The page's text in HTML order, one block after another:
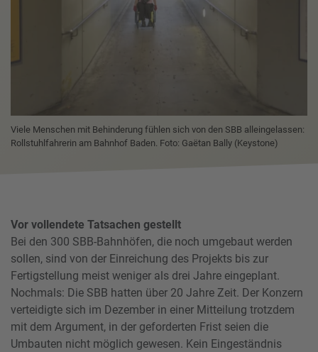
Viele Menschen mit Behinderung fühlen sich von den SBB alleingelassen:
Rollstuhlfahrerin am Bahnhof Baden. Foto: Gaëtan Bally (Keystone)
Vor vollendete Tatsachen gestellt
Bei den 300 SBB-Bahnhöfen, die noch umgebaut werden
sollen, sind von der Einreichung des Projekts bis zur
Fertigstellung meist weniger als drei Jahre eingeplant.
Nochmals: Die SBB hatten über 20 Jahre Zeit. Der Konzern
verteidigte sich im Dezember in einer Mitteilung trotzdem
mit dem Argument, in der geforderten Frist seien die
Umbauten nicht möglich gewesen. Kein Eingeständnis